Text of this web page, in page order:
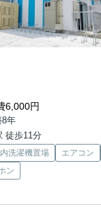
6,000円
8年
徒歩11分
洗濯機置場 エアコン
ン